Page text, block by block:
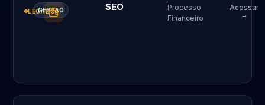
LEGADO
GESTAO SEO
Processo
Financeiro
Acessar
→